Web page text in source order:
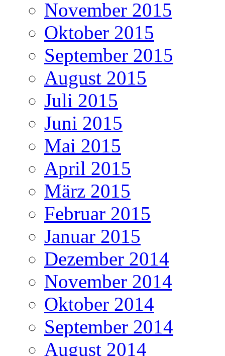
November 2015
Oktober 2015
September 2015
August 2015
Juli 2015
Juni 2015
Mai 2015
April 2015
März 2015
Februar 2015
Januar 2015
Dezember 2014
November 2014
Oktober 2014
September 2014
August 2014